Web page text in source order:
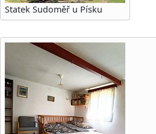
Statek Sudoměř u Písku